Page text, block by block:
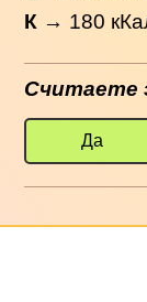
К → 180
Считаете
Да